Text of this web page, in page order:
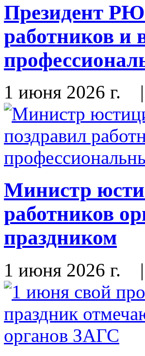
Президент
работников и
1 июня 2026 г.
Министр
работников
праздником
1 июня 2026 г.